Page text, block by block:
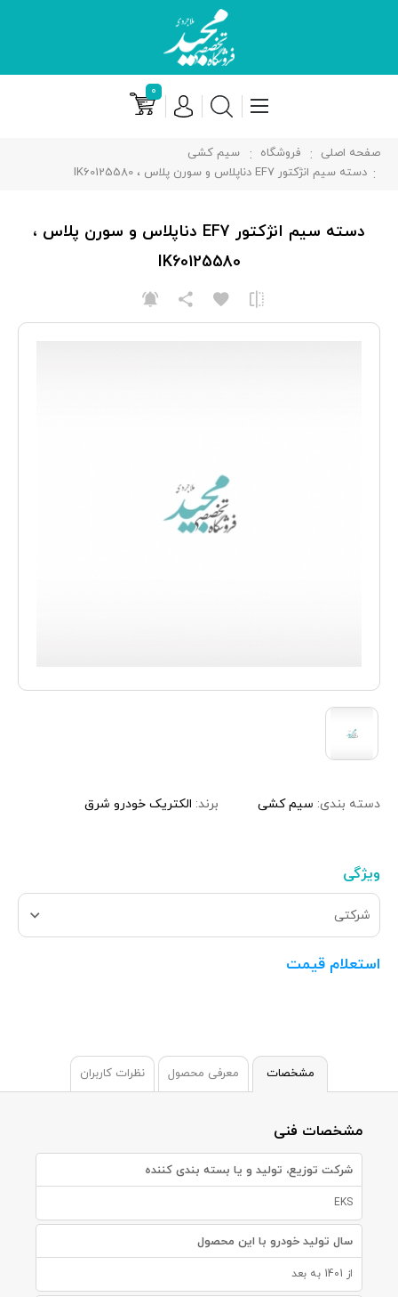
۰
صفحه اصلی فروشگاه
سیم کشی
دسته سیم انژکتور EF7 دناپلاس و سورن پلاس ، IK60125580
دسته بندی: سیم کشی برند: الکتریک خودرو شرق
ویژگی
شرکتی
استعلام قیمت
دسته سیم انژکتور EF7 دناپلاس و سورن پلاس ،
IK60125580
مشخصات معرفی محصول نظرات کاربران
مشخصات فنی
شرکت توزیع، تولید و یا بسته بندی کننده
EKS
سال تولید خودرو با این محصول
از 1401 به بعد